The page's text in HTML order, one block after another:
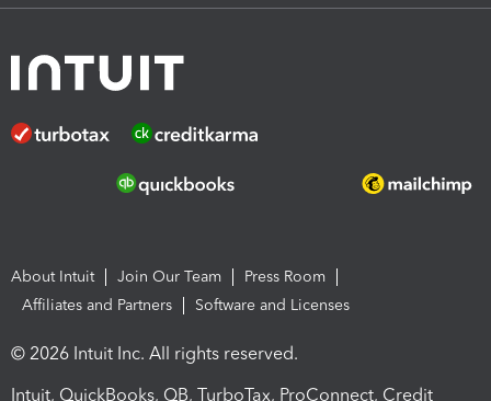
About Intuit Join Our Team
Press Room
Affiliates and Partners
Software and Licenses
© 2026 Intuit Inc. All rights reserved.
Intuit, QuickBooks, QB, TurboTax, ProConnect, Credit